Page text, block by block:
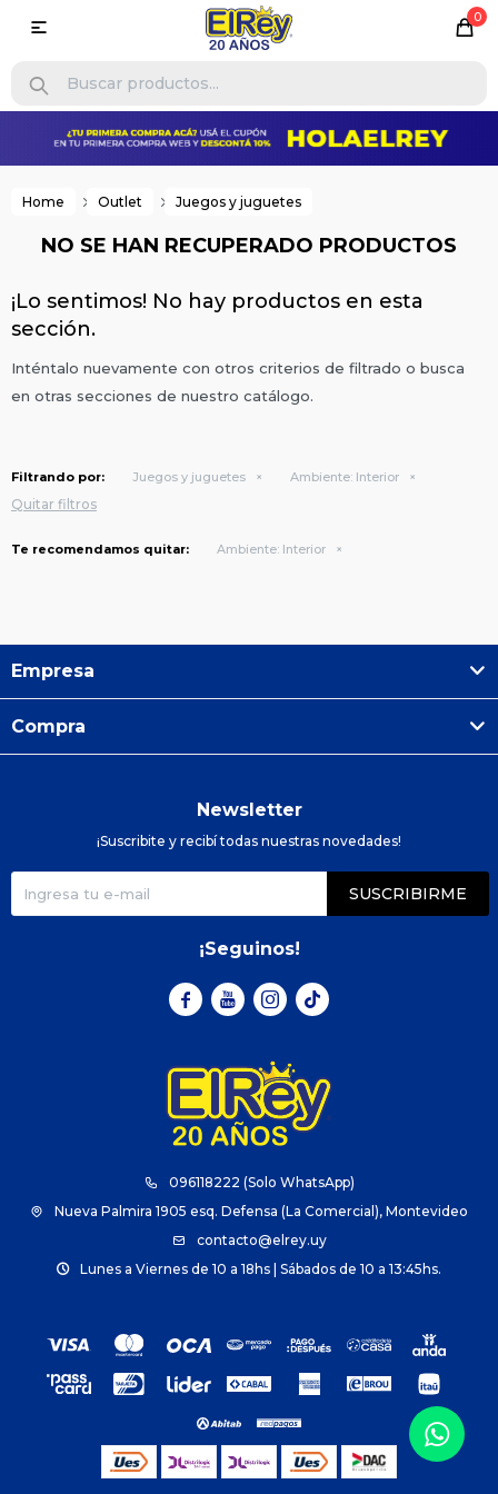
0

Home Outlet Juegos y juguetes
NO SE HAN RECUPERADO PRODUCTOS
¡Lo sentimos! No hay productos en esta
sección.
Inténtalo nuevamente con otros criterios de filtrado o busca
en otras secciones de nuestro catálogo.
Filtrando por: Juegos y juguetes Ambiente: Interior
Quitar filtros
Te recomendamos quitar: Ambiente: Interior
096118222 (Solo WhatsApp)
Nueva Palmira 1905 esq. Defensa (La Comercial), Montevideo
contacto@elrey.uy
Lunes a Viernes de 10 a 18hs | Sábados de 10 a 13:45hs.
Empresa
Compra
Newsletter
¡Suscribite y recibí todas nuestras novedades!
SUSCRIBIRME
¡Seguinos!
  